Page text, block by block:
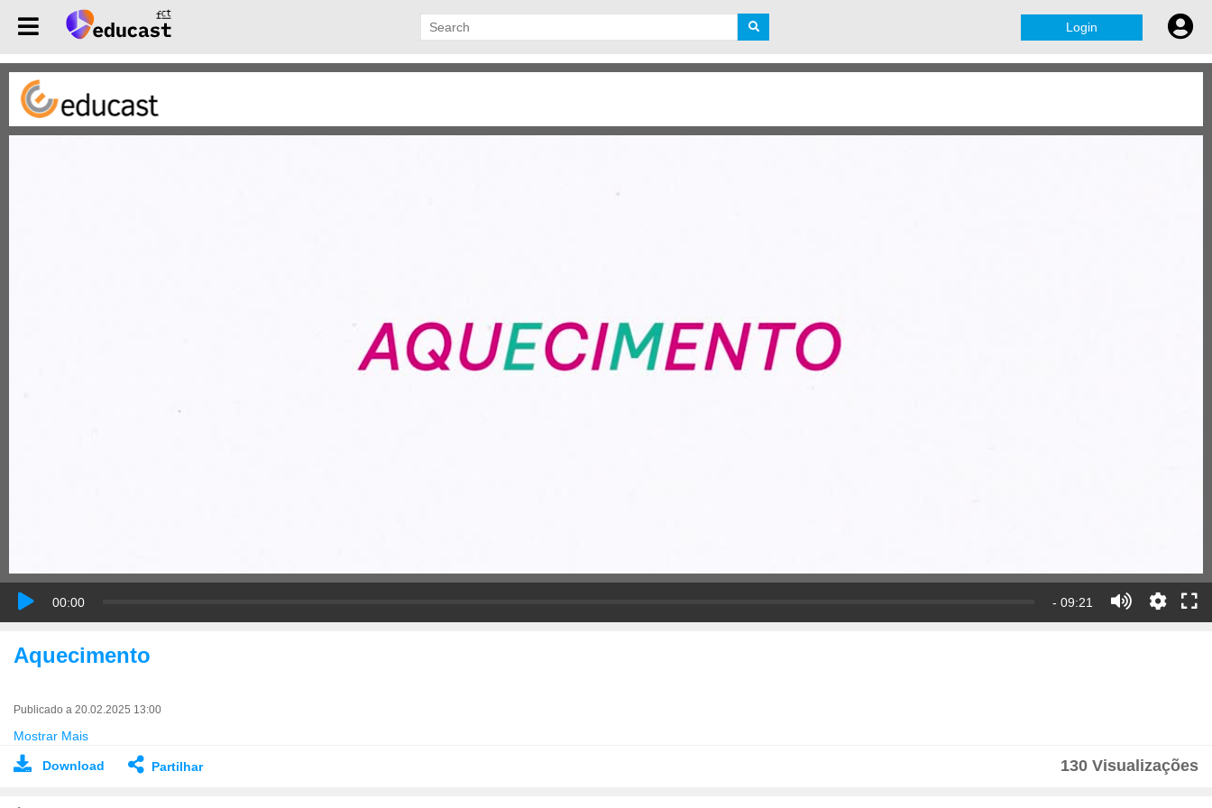
Login
00:00 - 09:21
Aquecimento
Publicado a 20.02.2025 13:00
Mostrar Mais
Download Partilhar 130 Visualizações